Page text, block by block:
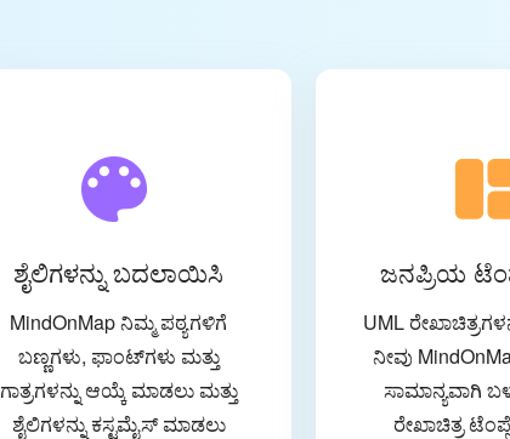
ಶೈಲಿಗಳನ್ನು ಬದಲಾಯಿಸಿ
MindOnMap ನಿಮ್ಮ ಪಠ್ಯಗಳಿಗೆ
ಬಣ್ಣಗಳು, ಫಾಂಟ್‌ಗಳು ಮತ್ತು
ಗಾತ್ರಗಳನ್ನು ಆಯ್ಕೆ ಮಾಡಲು ಮತ್ತು
ಶೈಲಿಗಳನ್ನು ಕಸ್ಟಮೈಸ್ ಮಾಡಲು
ಜನಪ್ರಿಯ
UML
ನೀವು
ಸಾಮಾನ್ಯವಾಗಿ
ರೇಖಾಚಿತ್ರ